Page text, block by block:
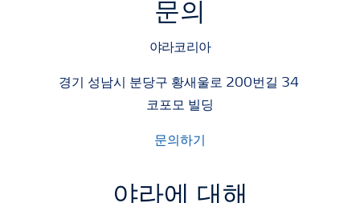
문의
야라코리아
경기 성남시 분당구 황새울로 200번길 34
코포모 빌딩
문의하기
야라에 대해